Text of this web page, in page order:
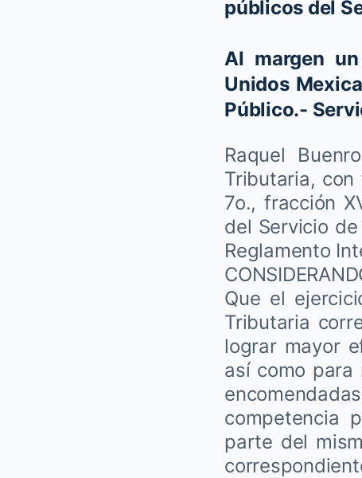
públicos del
Al margen
Unidos
Público.-
Raquel
Tributaria,
7o., fracción
del Servicio
Reglamento
Que el
Tributaria
lograr mayor
así como para
competencia
parte del